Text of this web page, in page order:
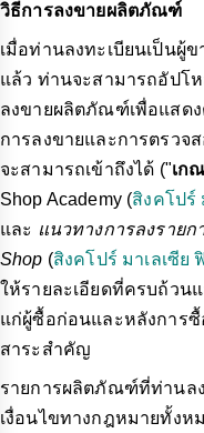
วิธีการลงขายผลิตภัณฑ์
เมื่อท่านลงทะเบียนเป็นผู้ข
แล้ว ท่านจะสามารถอัปโ
ลงขายผลิตภัณฑ์เพื่อแสดง
การลงขายและการตรว
จะสามารถเข้าถึงได้ ("เก
Shop Academy (สิงคโปร์
และ แนวทางการลงราย
Shop (สิงคโปร์ มาเลเซีย
ให้รายละเอียดที่ครบถ้ว
แก่ผู้ซื้อก่อนและหลังการ
สาระสำคัญ
รายการผลิตภัณฑ์ที่ท่านล
เงื่อนไขทางกฎหมายทั้ง